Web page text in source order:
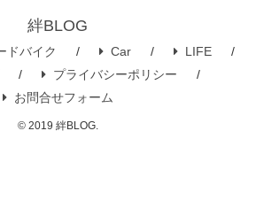
絆BLOG
ドバイク Car
LIFE
プライバシーポリシー
お問合せフォーム
© 2019 絆BLOG.